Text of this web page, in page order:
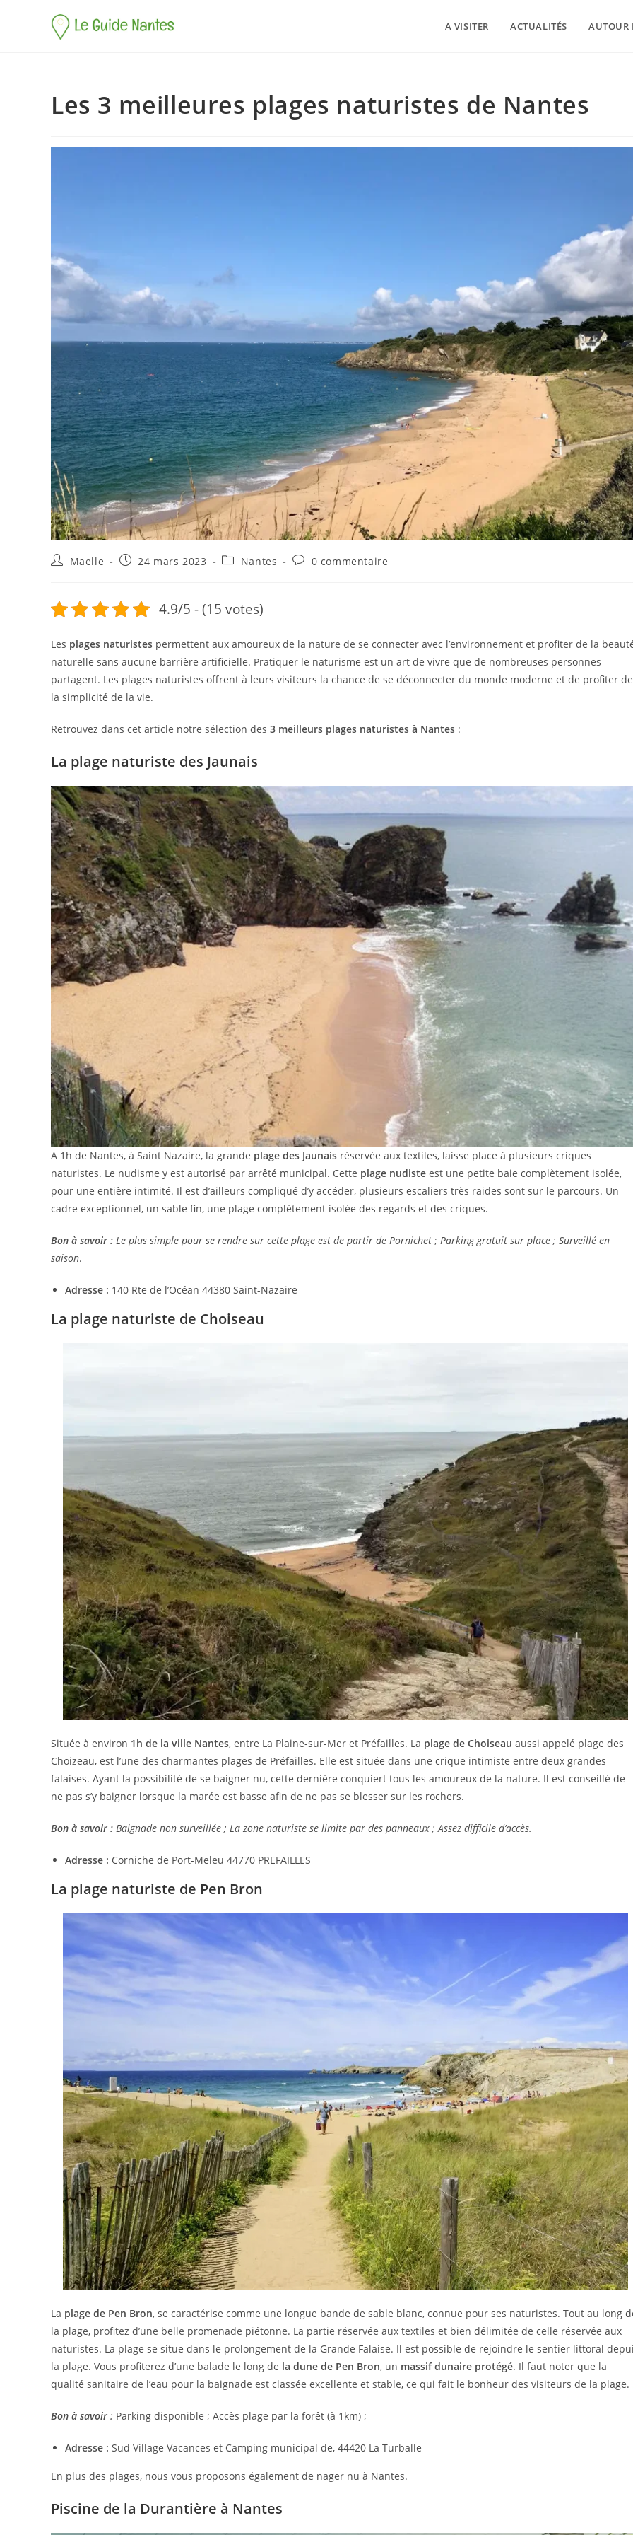
A VISITER ACTUALITÉS AUTOUR
Les 3 meilleures plages naturistes de Nantes
Maelle 24 mars 2023 Nantes 0 commentaire
4.9/5 - (15 votes)
Les plages naturistes permettent aux amoureux de la nature de se connecter avec l’environnement et profiter de la
naturelle sans aucune barrière artificielle. Pratiquer le naturisme est un art de vivre que de nombreuses personnes
partagent. Les plages naturistes offrent à leurs visiteurs la chance de se déconnecter du monde moderne et de profiter de
la simplicité de la vie.
Retrouvez dans cet article notre sélection des 3 meilleurs plages naturistes à Nantes :
La plage naturiste des Jaunais
A 1h de Nantes, à Saint Nazaire, la grande plage des Jaunais réservée aux textiles, laisse place à plusieurs criques
naturistes. Le nudisme y est autorisé par arrêté municipal. Cette plage nudiste est une petite baie complètement isolée,
pour une entière intimité. Il est d’ailleurs compliqué d’y accéder, plusieurs escaliers très raides sont sur le parcours. Un
cadre exceptionnel, un sable fin, une plage complètement isolée des regards et des criques.
Bon à savoir : Le plus simple pour se rendre sur cette plage est de partir de Pornichet ; Parking gratuit sur place ; Surveillé en
saison.
Adresse : 140 Rte de l’Océan 44380 Saint-Nazaire
La plage naturiste de Choiseau
Située à environ 1h de la ville Nantes, entre La Plaine-sur-Mer et Préfailles. La plage de Choiseau aussi appelé plage des
Choizeau, est l’une des charmantes plages de Préfailles. Elle est située dans une crique intimiste entre deux grandes
falaises. Ayant la possibilité de se baigner nu, cette dernière conquiert tous les amoureux de la nature. Il est conseillé de
ne pas s’y baigner lorsque la marée est basse afin de ne pas se blesser sur les rochers.
Bon à savoir : Baignade non surveillée ; La zone naturiste se limite par des panneaux ; Assez difficile d’accès.
Adresse : Corniche de Port-Meleu 44770 PREFAILLES
La plage naturiste de Pen Bron
La plage de Pen Bron, se caractérise comme une longue bande de sable blanc, connue pour ses naturistes. Tout au long
la plage, profitez d’une belle promenade piétonne. La partie réservée aux textiles et bien délimitée de celle réservée aux
naturistes. La plage se situe dans le prolongement de la Grande Falaise. Il est possible de rejoindre le sentier littoral
la plage. Vous profiterez d’une balade le long de la dune de Pen Bron, un massif dunaire protégé. Il faut noter que la
qualité sanitaire de l’eau pour la baignade est classée excellente et stable, ce qui fait le bonheur des visiteurs de la plage.
Bon à savoir : Parking disponible ; Accès plage par la forêt (à 1km) ;
Adresse : Sud Village Vacances et Camping municipal de, 44420 La Turballe
En plus des plages, nous vous proposons également de nager nu à Nantes.
Piscine de la Durantière à Nantes